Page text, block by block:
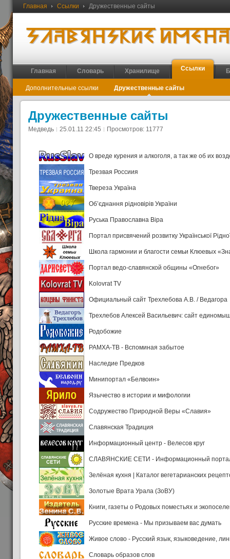
Главная Ссылки Дружественные сайты
Главная Словарь Хранилище Ссылки
Дополнительные ссылки Дружественные сайты
Дружественные сайты
Медведь 25.01.11 22:45 Просмотров: 11777
О вреде курения и алкоголя, а так же об их
Трезвая Россиия
Твереза Україна
Об’єднання рідновірів України
Руська Православна Віра
Портал присвячений розвитку Української
Школа гармонии и благости семьи Клюевых
Портал ведо-славянской общины «Огнебог»
Kolovrat TV
Официальный сайт Трехлебова А.В. / Ведагора
Трехлебов Алексей Васильевич: сайт
Родобожие
РАМХА-ТВ - Вспоминая забытое
Наследие Предков
Минипортал «Белвоин»
Язычество в истории и мифологии
Содружество Природной Веры «Славия»
Славянская Традиция
Информационный центр - Велeсов круг
СЛАВЯНСКИЕ СЕТИ - Информационный
Зелёная кухня | Каталог вегетарианских
Золотые Врата Урала (ЗоВУ)
Книги, газеты о Родовых поместьях и
Русские времена - Мы призываем вас думать
Живое слово - Русский язык, языковедение,
Словарь образов слов